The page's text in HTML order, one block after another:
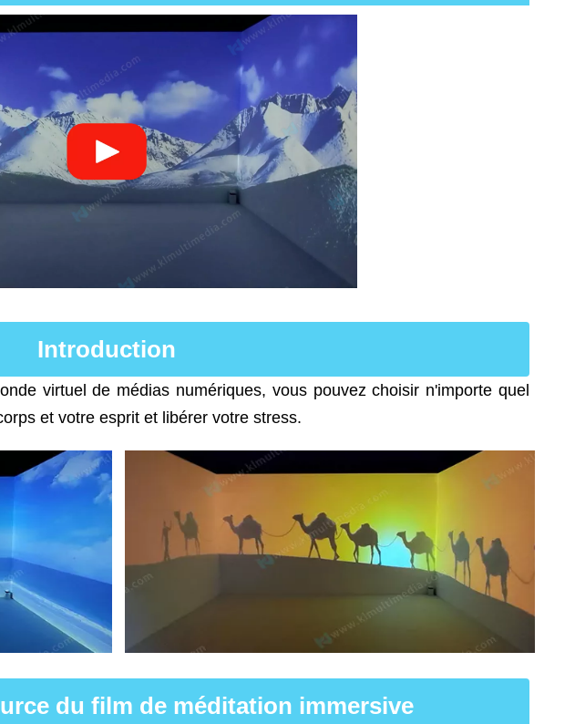
Introduction
virtuel de médias numériques, vous pouvez choisir n'importe quel
et votre esprit et libérer votre stress.
du film de méditation immersive